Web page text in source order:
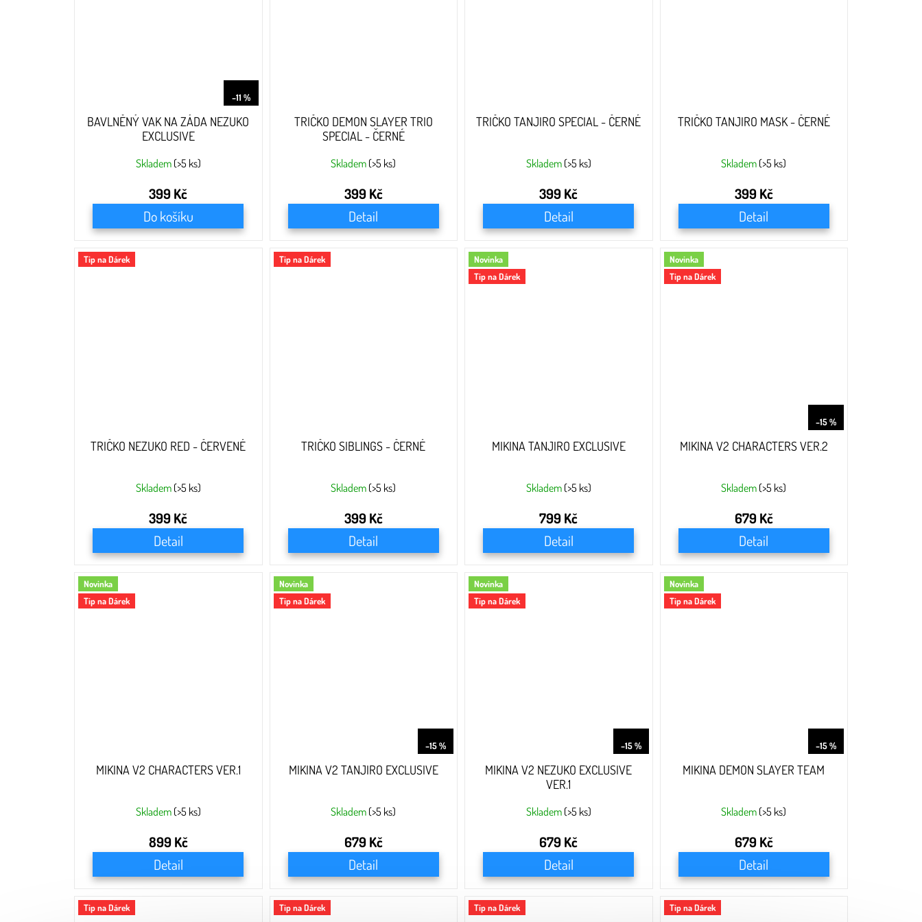
–11 %
BAVLNĚNÝ VAK NA ZÁDA NEZUKO
EXCLUSIVE
Skladem (>5 ks)
399 Kč
Do košíku
TRIČKO DEMON SLAYER TRIO
SPECIAL - ČERNÉ
Skladem (>5 ks)
399 Kč
Detail
TRIČKO TANJIRO SPECIAL - ČERNÉ
Skladem (>5 ks)
399 Kč
Detail
TRIČKO TANJIRO MASK - ČERNÉ
Skladem (>5 ks)
399 Kč
Detail
Tip na Dárek
TRIČKO NEZUKO RED - ČERVENÉ
Skladem (>5 ks)
399 Kč
Detail
Tip na Dárek
TRIČKO SIBLINGS - ČERNÉ
Skladem (>5 ks)
399 Kč
Detail
Novinka
Tip na Dárek
MIKINA TANJIRO EXCLUSIVE
Skladem (>5 ks)
799 Kč
Detail
Novinka
Tip na Dárek
–15 %
MIKINA V2 CHARACTERS VER.2
Skladem (>5 ks)
679 Kč
Detail
Novinka
Tip na Dárek
MIKINA V2 CHARACTERS VER.1
Skladem (>5 ks)
899 Kč
Detail
Novinka
Tip na Dárek
–15 %
MIKINA V2 TANJIRO EXCLUSIVE
Skladem (>5 ks)
679 Kč
Detail
Novinka
Tip na Dárek
–15 %
MIKINA V2 NEZUKO EXCLUSIVE
VER.1
Skladem (>5 ks)
679 Kč
Detail
Novinka
Tip na Dárek
–15 %
MIKINA DEMON SLAYER TEAM
Skladem (>5 ks)
679 Kč
Detail
Tip na Dárek Tip na Dárek Tip na Dárek Tip na Dárek